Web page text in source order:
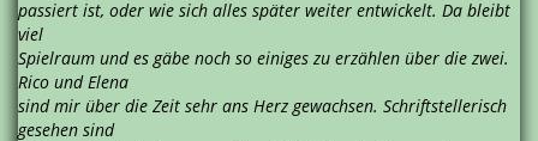
passiert ist, oder wie sich alles später weiter entwickelt. Da bleibt
viel
Spielraum und es gäbe noch so einiges zu erzählen über die zwei.
Rico und Elena
sind mir über die Zeit sehr ans Herz gewachsen. Schriftstellerisch
gesehen sind